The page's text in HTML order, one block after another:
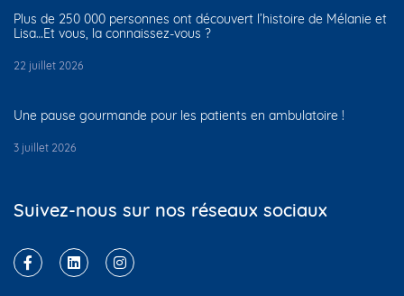
Plus de 250 000 personnes ont découvert l’histoire de Mélanie et
Lisa…Et vous, la connaissez-vous ?
22 juillet 2026
Une pause gourmande pour les patients en ambulatoire !
3 juillet 2026
Suivez-nous sur nos réseaux sociaux